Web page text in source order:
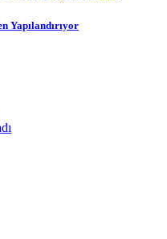
Yapılandırıyor